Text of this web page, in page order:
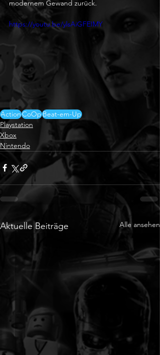
modernem Gewand zurück.
https://youtu.be/ylsAiGFEIMY
ActionCoOpBeat-em-Up
Playstation
Xbox
Nintendo
Aktuelle Beiträge Alle ansehen